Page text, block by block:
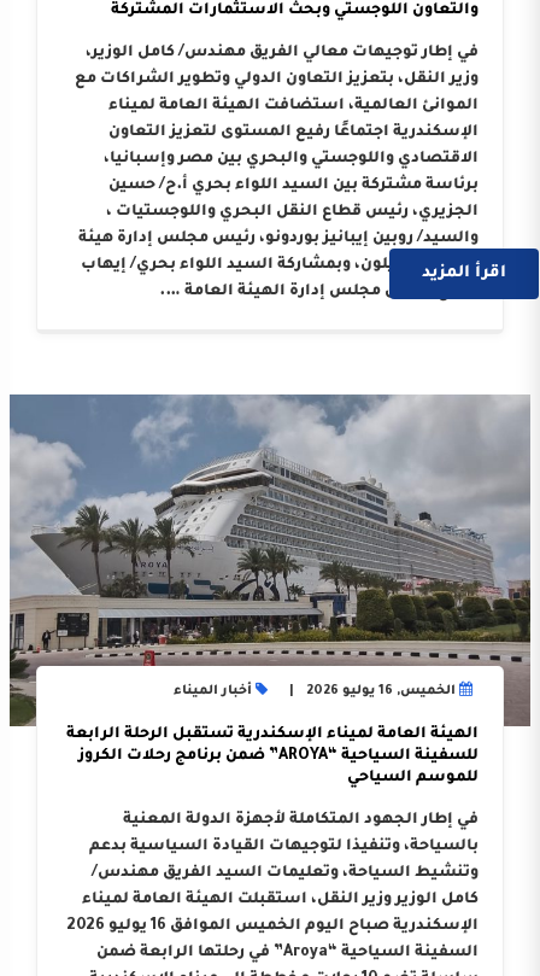
والتعاون اللوجستي وبحث الاستثمارات المشتركة
في إطار توجيهات معالي الفريق مهندس/ كامل الوزير،
وزير النقل، بتعزيز التعاون الدولي وتطوير الشراكات مع
الموانئ العالمية، استضافت الهيئة العامة لميناء
الإسكندرية اجتماعًا رفيع المستوى لتعزيز التعاون
الاقتصادي واللوجستي والبحري بين مصر وإسبانيا،
برئاسة مشتركة بين السيد اللواء بحري أ.ح/ حسين
الجزيري، رئيس قطاع النقل البحري واللوجستيات ،
والسيد/ روبين إيبانيز بوردونو، رئيس مجلس إدارة هيئة
ميناء كاستيلون، وبمشاركة السيد اللواء بحري/ إيهاب
صلاح، رئيس مجلس إدارة الهيئة العامة ….
اقرأ المزيد
الخميس, 16 يوليو 2026 أخبار الميناء
الهيئة العامة لميناء الإسكندرية تستقبل الرحلة الرابعة
للسفينة السياحية “AROYA” ضمن برنامج رحلات الكروز
للموسم السياحي
في إطار الجهود المتكاملة لأجهزة الدولة المعنية
بالسياحة، وتنفيذا لتوجيهات القيادة السياسية بدعم
وتنشيط السياحة، وتعليمات السيد الفريق مهندس/
كامل الوزير وزير النقل، استقبلت الهيئة العامة لميناء
الإسكندرية صباح اليوم الخميس الموافق 16 يوليو 2026
السفينة السياحية “Aroya” في رحلتها الرابعة ضمن